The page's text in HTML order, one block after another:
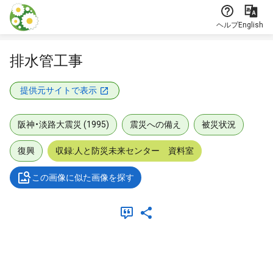
本文に飛ぶ
ヘルプEnglish
排水管工事
提供元サイトで表示
阪神・淡路大震災 (1995) 震災への備え 被災状況
復興 収録:人と防災未来センター 資料室
この画像に似た画像を探す